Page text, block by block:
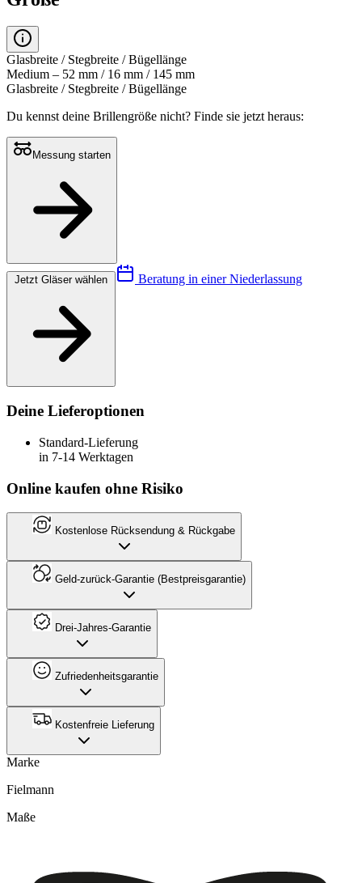
Glasbreite / Stegbreite / Bügellänge
Medium – 52 mm / 16 mm / 145 mm
Glasbreite / Stegbreite / Bügellänge
Du kennst deine Brillengröße nicht? Finde sie jetzt heraus:
Messung starten
Beratung in einer Niederlassung
Deine Lieferoptionen
Standard-Lieferung
in 7-14 Werktagen
Online kaufen ohne Risiko
Kostenlose Rücksendung & Rückgabe
Geld-zurück-Garantie (Bestpreisgarantie)
Drei-Jahres-Garantie
Zufriedenheitsgarantie
Kostenfreie Lieferung
Marke
Fielmann
Maße